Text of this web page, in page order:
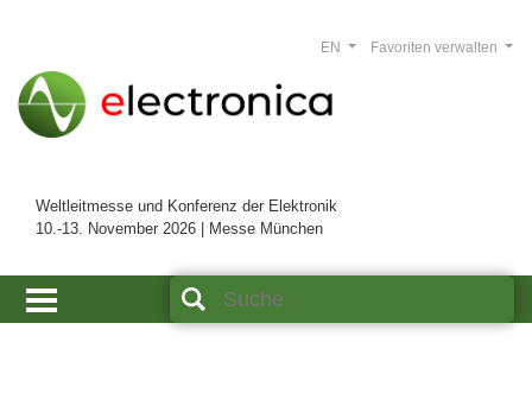
Weltleitmesse und Konferenz der Elektronik
10.-13. November 2026 | Messe München
Favoriten verwalten
EN